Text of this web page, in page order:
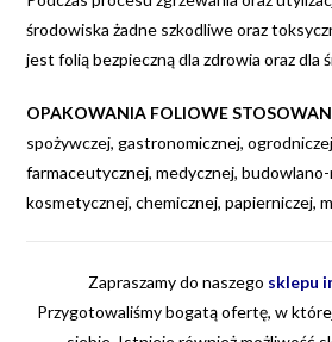
środowiska żadne szkodliwe oraz
jest folią bezpieczną dla zdrowia oraz dla
OPAKOWANIA FOLIOWE
spożywczej, gastronomicznej,
farmaceutycznej, medycznej,
kosmetycznej, chemicznej, papierniczej,
Zapraszamy do naszego sklepu
Przygotowaliśmy bogatą ofertę, w